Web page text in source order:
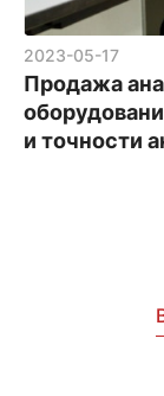
2023-05-17
Продажа
и точности